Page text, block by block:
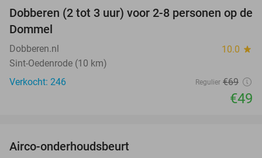
29%
Dobberen (2 tot 3 uur) voor 2-8 personen op de
Dommel
Dobberen.nl 10.0 star
Sint-Oedenrode (10 km)
Verkocht: 246
Regulier €69
€49
Airco-onderhoudsbeurt